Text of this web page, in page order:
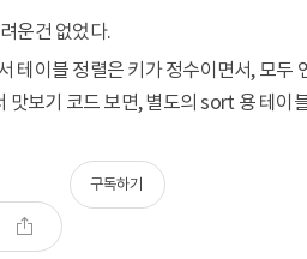
운건 없었다.
테이블 정렬은 키가 정수이면서, 모두
맛보기 코드 보면, 별도의 sort 용 테이
구독하기